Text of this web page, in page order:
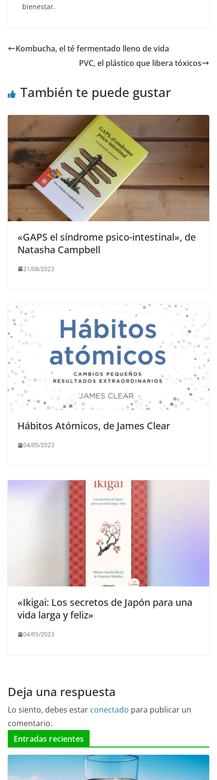
bienestar.
Kombucha, el té fermentado lleno de vida
PVC, el plástico que libera tóxicos
También te puede gustar
«GAPS el síndrome psico-intestinal», de
Natasha Campbell
21/08/2023
Hábitos Atómicos, de James Clear
04/05/2023
«Ikigai: Los secretos de Japón para una
vida larga y feliz»
04/05/2023
Deja una respuesta
Lo siento, debes estar conectado para publicar un
comentario.
Entradas recientes